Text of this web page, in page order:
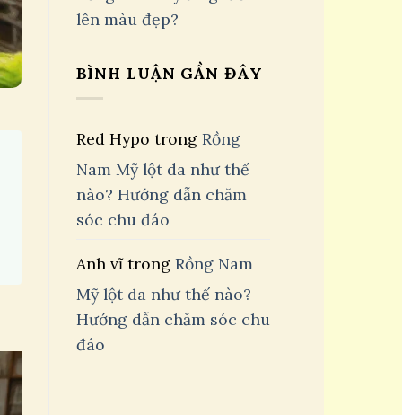
lên màu đẹp?
BÌNH LUẬN GẦN ĐÂY
Red Hypo trong Rồng
Nam Mỹ lột da như thế
nào? Hướng dẫn chăm
sóc chu đáo
Anh vĩtrong Rồng Nam
Mỹ lột da như thế nào?
Hướng dẫn chăm sóc chu
đáo